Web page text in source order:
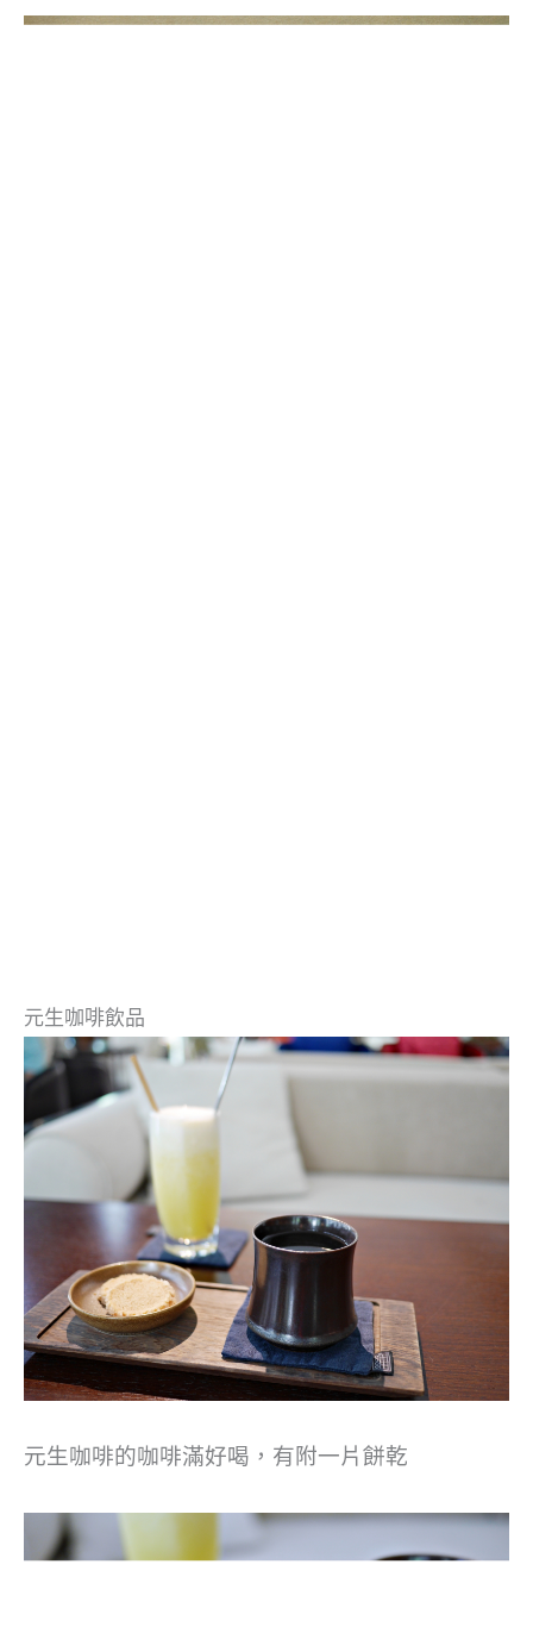
元生咖啡飲品
元生咖啡的咖啡滿好喝，有附一片餅乾